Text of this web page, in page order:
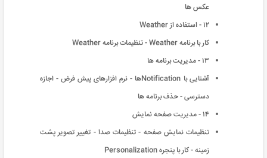
عکس ها
۱۲ - استفاده از Weather
کار با برنامه Weather - تنظیمات برنامه Weather
۱۳ - مدیریت برنامه ها
آشنایی با Notificationها - نرم افزارهای پیش فرض - اجازه
دسترسی - حذف برنامه ها
۱۴ - مدیریت صفحه نمایش
تنظیمات نمایش صفحه - تنظیمات صدا - تغییر تصویر پشت
زمینه - کار با پنجره Personalization